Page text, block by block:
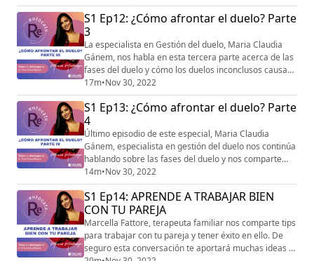
S1 Ep12: ¿Cómo afrontar el duelo? Parte
3
La especialista en Gestión del duelo, Maria Claudia
Gánem, nos habla en esta tercera parte acerca de las
fases del duelo y cómo los duelos inconclusos causan
reacciones inesperadas en nosotros.
17m•Nov 30, 2022
S1 Ep13: ¿Cómo afrontar el duelo? Parte
4
Último episodio de este especial, Maria Claudia
Gánem, especialista en gestión del duelo nos continúa
hablando sobre las fases del duelo y nos comparte
experiencias que sumarán mucho para entender tu
proceso y sobrepasar emociones que hoy te pueden
estar afectando.
14m•Nov 30, 2022
S1 Ep14: APRENDE A TRABAJAR BIEN
CON TU PAREJA
Marcella Fattore, terapeuta familiar nos comparte tips
para trabajar con tu pareja y tener éxito en ello. De
seguro esta conversación te aportará muchas ideas y